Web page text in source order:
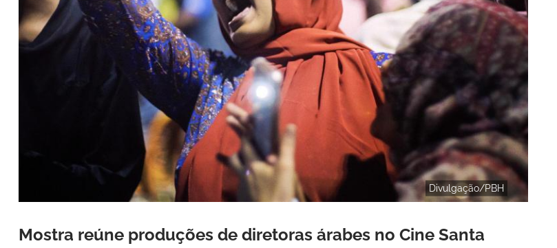
Divulgação/PBH
Mostra reúne produções de diretoras árabes no Cine Santa